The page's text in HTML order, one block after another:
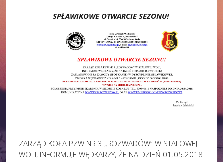
SPŁAWIKOWE OTWARCIE SEZONU!
ZARZĄD KOŁA PZW NR 3 „ROZWADÓW” W STALOWEJ
WOLI, INFORMUJE WĘDKARZY, ŻE NA DZIEŃ 01.05.2018